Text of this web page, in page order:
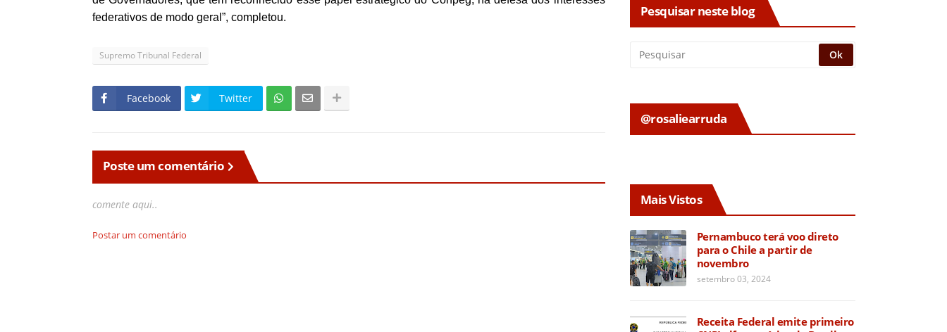
federativos de modo geral”, completou.
Supremo Tribunal Federal
Facebook Twitter
Poste um comentário
comente aqui..
Postar um comentário
Pesquisar neste blog
@rosaliearruda
Mais Vistos
Pernambuco terá voo direto
para o Chile a partir de
novembro
setembro 03, 2024
Receita Federal emite primeiro